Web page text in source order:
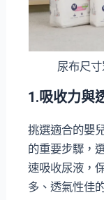
尿布尺
1.吸收力與
挑選適合的嬰
的重要步驟，
速吸收尿液，
多、透氣性佳